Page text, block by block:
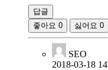
답글
좋아요 0 싫어요 0
SEO
2018-03-18